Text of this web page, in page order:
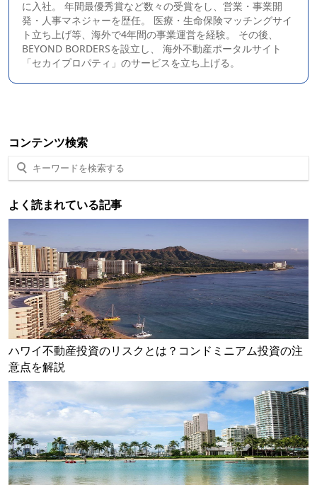
に入社。 年間最優秀賞など数々の受賞をし、営業・事業開
発・人事マネジャーを歴任。 医療・生命保険マッチングサイ
ト立ち上げ等、海外で4年間の事業運営を経験。 その後、
BEYOND BORDERSを設立し、 海外不動産ポータルサイト
「セカイプロパティ」のサービスを立ち上げる。
コンテンツ検索
よく読まれている記事
ハワイ不動産投資のリスクとは？コンドミニアム投資の注
意点を解説